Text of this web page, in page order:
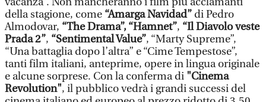
della stagione, come “Amarga Navidad” di Pedro
Almodovar, “The Drama”, “Hamnet”, “Il Diavolo veste
Prada 2”, “Sentimental Value”, “Marty Supreme”,
“Una battaglia dopo l’altra” e “Cime Tempestose”,
tanti film italiani, anteprime, opere in lingua originale
e alcune sorprese. Con la conferma di "Cinema
Revolution", il pubblico vedrà i grandi successi del